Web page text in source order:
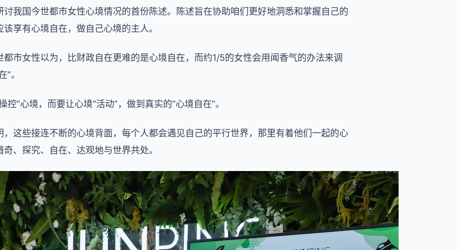
讨我国今世都市女性心境情况的首份陈述。陈述旨在协助咱们更好地洞悉和掌握自己的
享有心境自在，做自己心境的主人。
都市女性以为，比财政自在更难的是心境自在，而约1/5的女性会用闻香气的办法来调
。
控”心境，而要让心境“活动”，做到真实的“心境自在”。
，这些接连不断的心境背面，每个人都会遇见自己的平行世界，那里有着他们一起的心
、探究、自在、达观地与世界共处。